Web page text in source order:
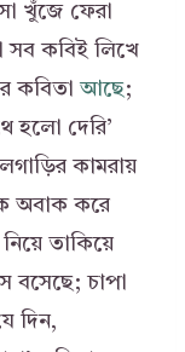
খুঁজে ফেরা
সব কবিই লিখে
কবিতাআছে;
হলো দেরি’
কামরায়
অবাক করে
তাকিয়ে
বসেছে; চাপা
দিন,